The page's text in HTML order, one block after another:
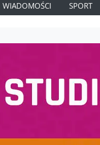
WIADOMOŚCI SPORT